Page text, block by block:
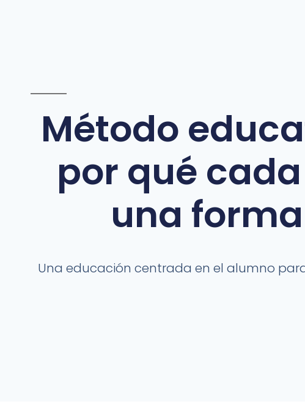
Método
por qué
una
Una educación centrada en el alumno